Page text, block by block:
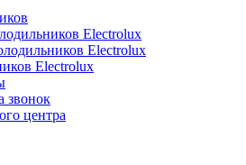
Electrolux
Electrolux
Electrolux
звонок
центра